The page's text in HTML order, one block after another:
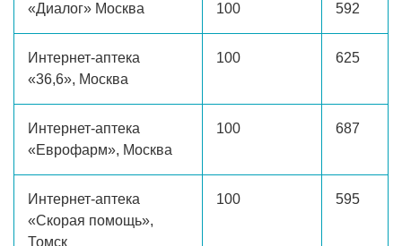
«Диалог» Москва 100 592
Интернет-аптека
«36,6», Москва
100 625
Интернет-аптека
«Еврофарм», Москва
100 687
Интернет-аптека
«Скорая помощь»,
Томск
100 595